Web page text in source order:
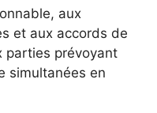
aux
et aux accords de
parties prévoyant
simultanées en